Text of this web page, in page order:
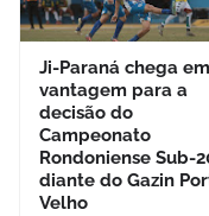
Ji-Paraná chega em
vantagem para a
decisão do
Campeonato
Rondoniense Sub-
diante do Gazin
Velho